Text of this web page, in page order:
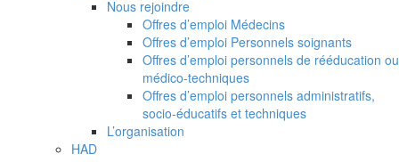
Nous rejoindre
Offres d’emploi Médecins
Offres d’emploi Personnels soignants
Offres d’emploi personnels de rééducation ou
médico-techniques
Offres d’emploi personnels administratifs,
socio-éducatifs et techniques
L’organisation
HAD